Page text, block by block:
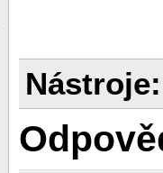
Nástroje: